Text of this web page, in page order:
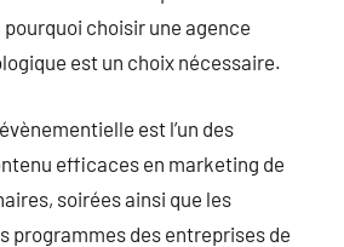
choisir une agence
est un choix nécessaire.
est l’un des
efficaces en marketing de
soirées ainsi que les
programmes des entreprises de